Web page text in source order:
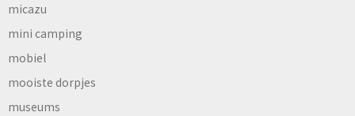
micazu
mini camping
mobiel
mooiste dorpjes
museums